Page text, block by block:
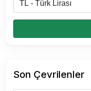
Son Çevrilenler